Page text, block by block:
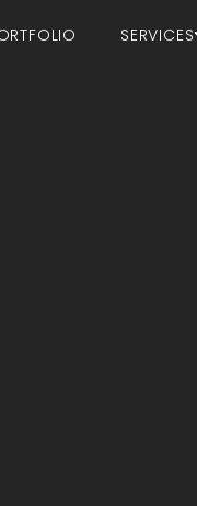
SERVICES